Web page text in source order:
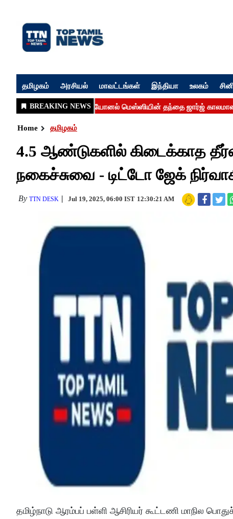
தமிழகம் அரசியல் மாவட்டங்கள் இந்தியா உலகம்
Home தமிழகம்
4.5 ஆண்டுகளில் கிடைக்காத
நகைச்சுவை - டிட்டோ ஜேக்
By TTN DESK Jul 19, 2025, 06:00 IST 12:30:21 AM
தமிழ்நாடு ஆரம்பப் பள்ளி ஆசிரியர் கூட்டணி மாநில